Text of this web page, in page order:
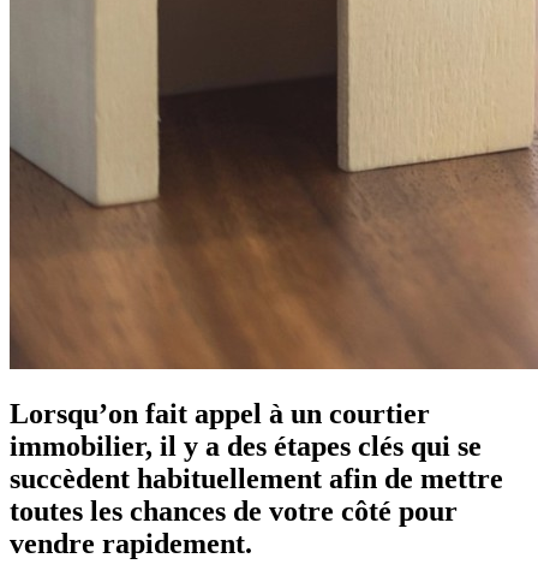
Lorsqu’on fait appel à un courtier
immobilier, il y a des étapes clés qui se
succèdent habituellement afin de mettre
toutes les chances de votre côté pour
vendre rapidement.